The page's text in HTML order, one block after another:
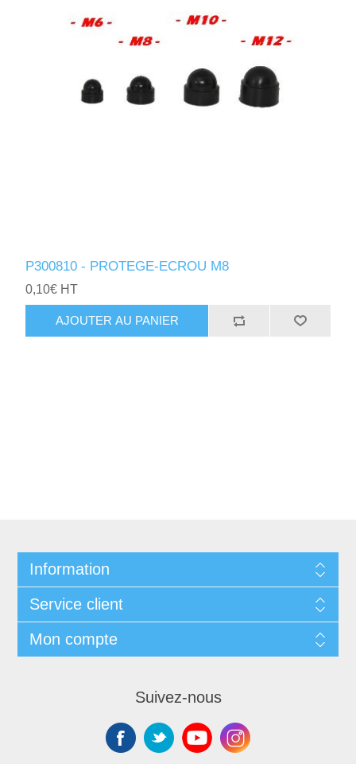
P300810 - PROTEGE-ECROU M8
0,10€ HT
AJOUTER AU PANIER
Information
Service client
Mon compte
Suivez-nous